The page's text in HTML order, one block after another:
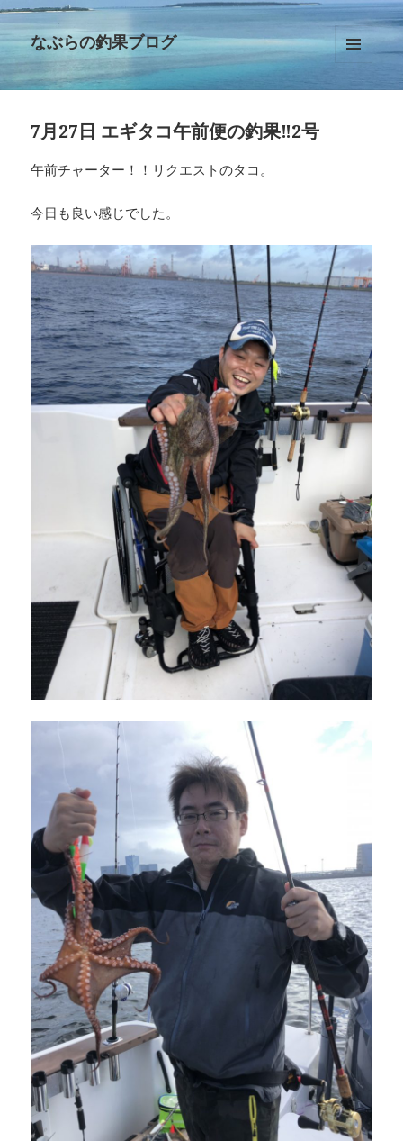
なぶらの釣果ブログ
ーとウ
7月27日 エギタコ午前便の釣果‼︎2号
午前チャーター！！リクエストのタコ。
今日も良い感じでした。